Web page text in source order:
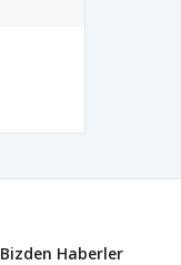
Bizden Haberler